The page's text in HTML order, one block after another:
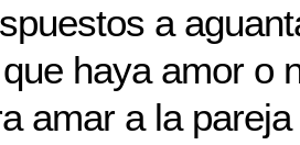
a
haya amor o
amar a la